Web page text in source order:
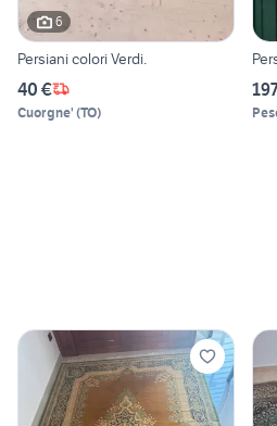
6
Persiani colori Verdi.
40 €
Cuorgne' (TO)